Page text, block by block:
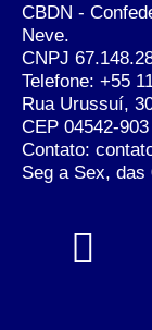
CBDN -
Neve.
CNPJ
Telefone: +55
Rua Urussuí,
CEP 04542-903
Contato:
Seg a Sex, das